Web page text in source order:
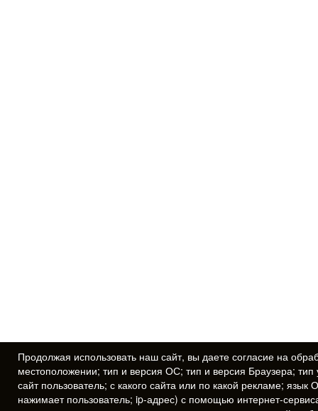
Продолжая использовать наш сайт, вы даете согласие на
местоположении; тип и версия ОС; тип и версия Браузера;
сайт пользователь; с какого сайта или по какой рекламе;
нажимает пользователь; ip-адрес) с помощью интернет-